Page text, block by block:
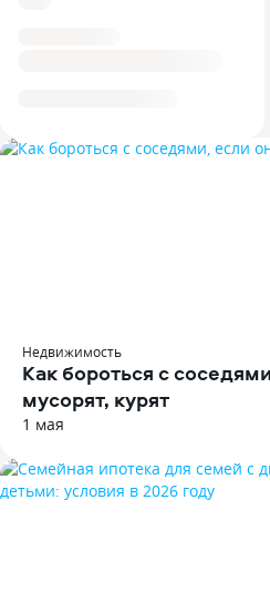
Недвижимость
Как бороться с
мусорят, курят
1 мая